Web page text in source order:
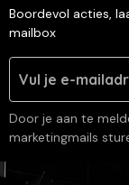
Boordevol acties,
mailbox
Door je aan te
marketingmails